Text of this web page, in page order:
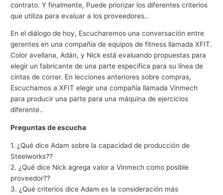
contrato. Y finalmente, Puede priorizar los diferentes criterios
que utiliza para evaluar a los proveedores..
En el diálogo de hoy, Escucharemos una conversación entre
gerentes en una compañía de equipos de fitness llamada XFIT.
Color avellana, Adán, y Nick está evaluando propuestas para
elegir un fabricante de una parte específica para su línea de
cintas de correr. En lecciones anteriores sobre compras,
Escuchamos a XFIT elegir una compañía llamada Vinmech
para producir una parte para una máquina de ejercicios
diferente..
Preguntas de escucha
1. ¿Qué dice Adam sobre la capacidad de producción de
Steelworks??
2. ¿Qué dice Nick agrega valor a Vinmech como posible
proveedor??
3. ¿Qué criterios dice Adam es la consideración más